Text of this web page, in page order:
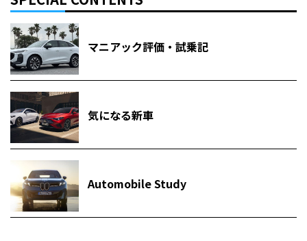
マニアック評価・試乗記
気になる新車
Automobile Study